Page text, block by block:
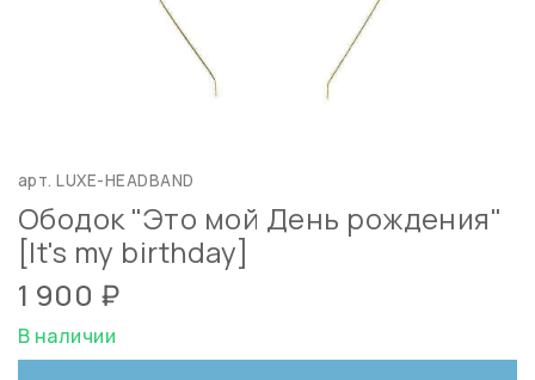
арт.LUXE-HEADBAND
Ободок "Это мой День рождения"
[It's my birthday]
1 900 ₽
В наличии